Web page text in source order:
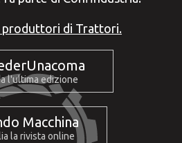
produttori di Trattori.
l'ultima edizione
Macchina
la rivista online